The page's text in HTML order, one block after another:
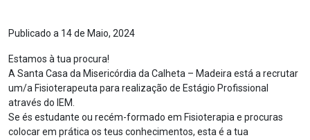
Publicado a 14 de Maio, 2024
Estamos à tua procura!
A Santa Casa da Misericórdia da Calheta – Madeira está a recrutar
um/a Fisioterapeuta para realização de Estágio Profissional
através do IEM.
Se és estudante ou recém-formado em Fisioterapia e procuras
colocar em prática os teus conhecimentos, esta é a tua